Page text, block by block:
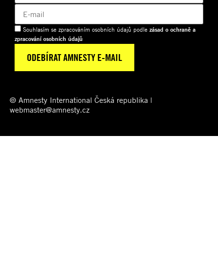
Souhlasím se zpracováním osobních údajů podle zásad o ochraně a
zpracování osobních údajů
© Amnesty International Česká republika |
webmaster@amnesty.cz